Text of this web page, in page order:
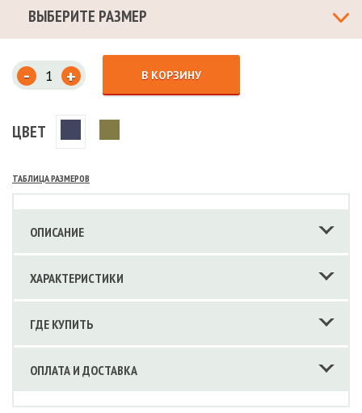
ВЫБЕРИТЕ РАЗМЕР
- + В КОРЗИНУ
ЦВЕТ
ТАБЛИЦА РАЗМЕРОВ
ОПИСАНИЕ
ХАРАКТЕРИСТИКИ
ГДЕ КУПИТЬ
ОПЛАТА И ДОСТАВКА